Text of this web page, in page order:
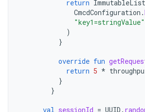
return
CmcdConfiguration .
"key1=stringValue"
)
}
override fun
return 5 *
}
}
val sessionId = UUID .